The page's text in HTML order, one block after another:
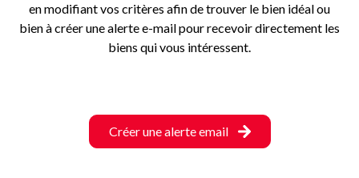
en modifiant vos critères afin de trouver le bien idéal ou
bien à créer une alerte e-mail pour recevoir directement les
biens qui vous intéressent.
Créer une alerte email